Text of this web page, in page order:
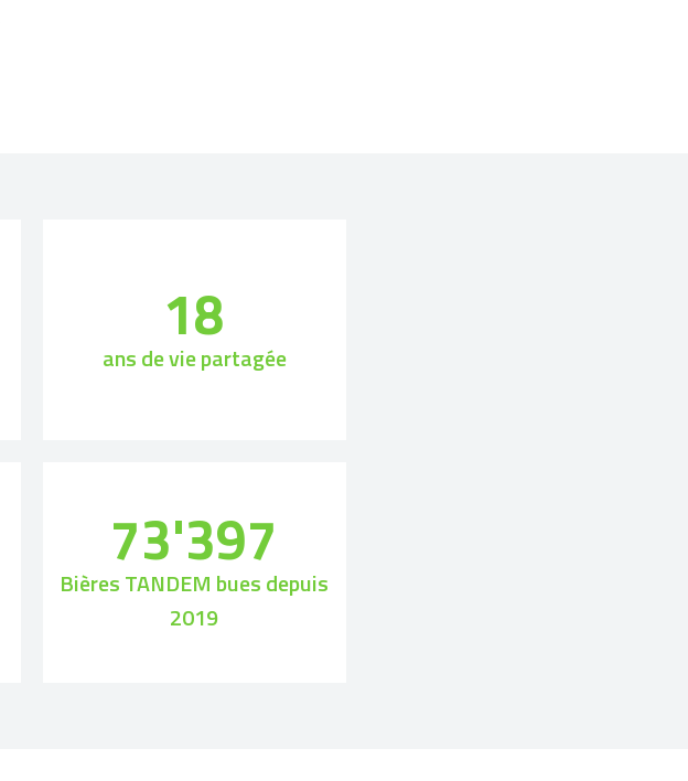
18
ans de vie partagée
73'397
Bières TANDEM bues depuis
2019